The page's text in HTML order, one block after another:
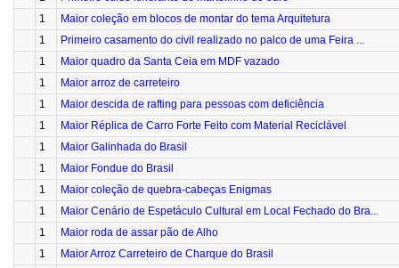
1
Maior coleção em blocos de montar do tema Arquitetura
1
Primeiro casamento do civil realizado no palco de uma Feira ...
1
Maior quadro da Santa Ceia em MDF vazado
1
Maior arroz de carreteiro
1
Maior descida de rafting para pessoas com deficiência
1
Maior Réplica de Carro Forte Feito com Material Reciclável
1
Maior Galinhada do Brasil
1
Maior Fondue do Brasil
1
Maior coleção de quebra-cabeças Enigmas
1
Maior Cenário de Espetáculo Cultural em Local Fechado do Bra...
1
Maior roda de assar pão de Alho
1
Maior Arroz Carreteiro de Charque do Brasil